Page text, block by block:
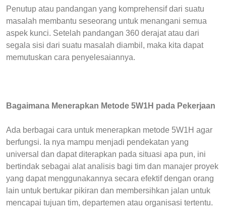
Penutup atau pandangan yang komprehensif dari suatu
masalah membantu seseorang untuk menangani semua
aspek kunci. Setelah pandangan 360 derajat atau dari
segala sisi dari suatu masalah diambil, maka kita dapat
memutuskan cara penyelesaiannya.
Bagaimana Menerapkan Metode 5W1H pada Pekerjaan
Ada berbagai cara untuk menerapkan metode 5W1H agar
berfungsi. Ia nya mampu menjadi pendekatan yang
universal dan dapat diterapkan pada situasi apa pun, ini
bertindak sebagai alat analisis bagi tim dan manajer proyek
yang dapat menggunakannya secara efektif dengan orang
lain untuk bertukar pikiran dan membersihkan jalan untuk
mencapai tujuan tim, departemen atau organisasi tertentu.